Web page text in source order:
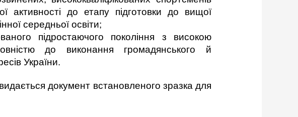
активності до етапу підготовки до вищої
середньої освіти;
підростаючого покоління з високою
до виконання громадянського й
України.
документ встановленого зразка для